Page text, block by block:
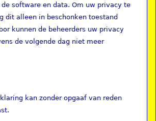
de software en data. Om uw privacy te
dit alleen in beschonken toestand
kunnen de beheerders uw privacy
de volgende dag niet meer
kan zonder opgaaf van reden